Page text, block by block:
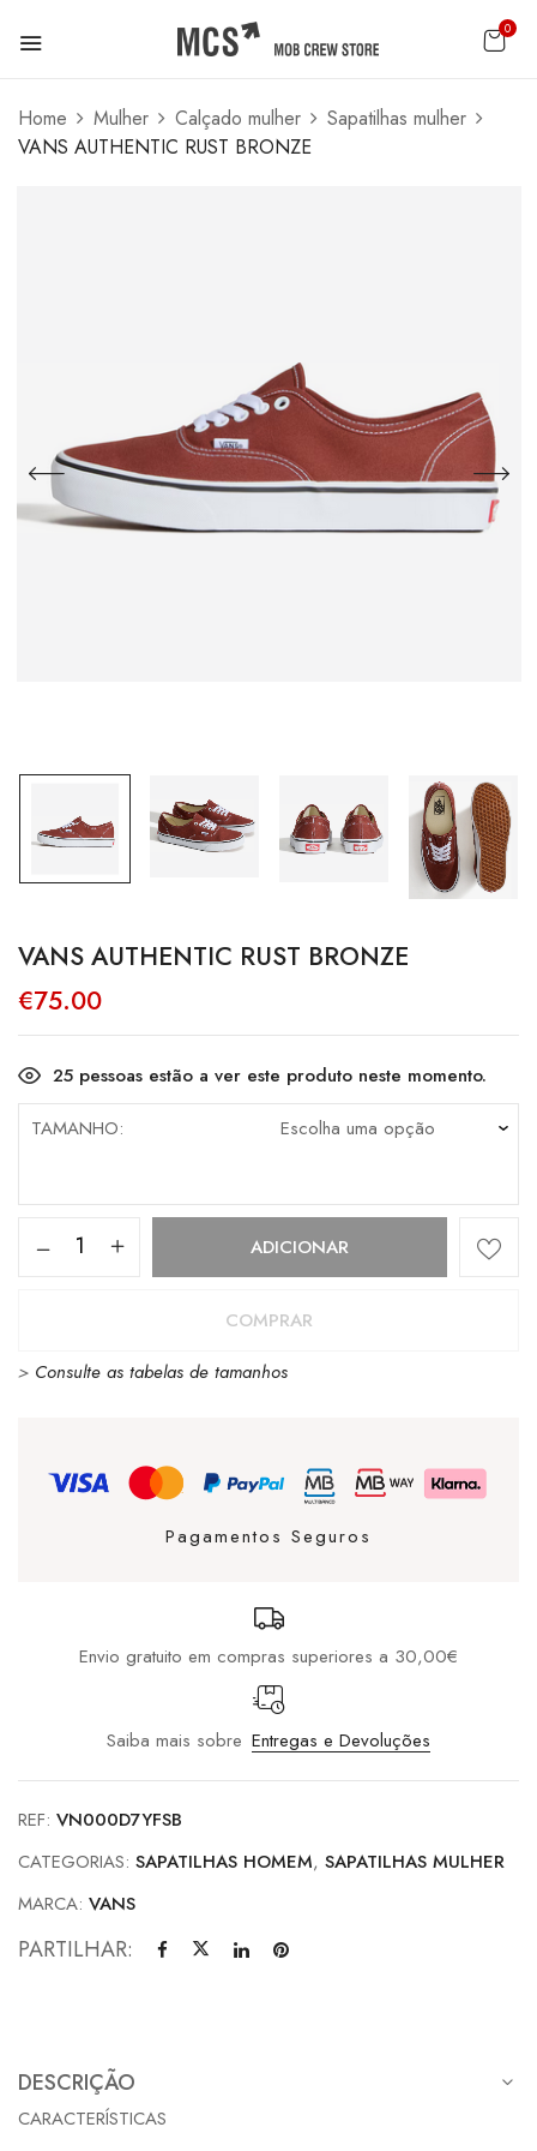
0
Home Mulher Calçado mulher
Sapatilhas mulher
VANS AUTHENTIC RUST BRONZE
VANS AUTHENTIC RUST BRONZE
€75.00
25 pessoas estão a ver este produto neste momento.
TAMANHO
Quantidade
RUST
ADICIONAR
COMPRAR
> Consulte as tabelas de tamanhos
Pagamentos Seguros
Envio gratuito em compras superiores a 30,00€
Saiba mais sobre Entregas e Devoluções
REF: VN000D7YFSB
CATEGORIAS: SAPATILHAS HOMEM, SAPATILHAS MULHER
MARCA: VANS
PARTILHAR:
DESCRIÇÃO
CARACTERÍSTICAS